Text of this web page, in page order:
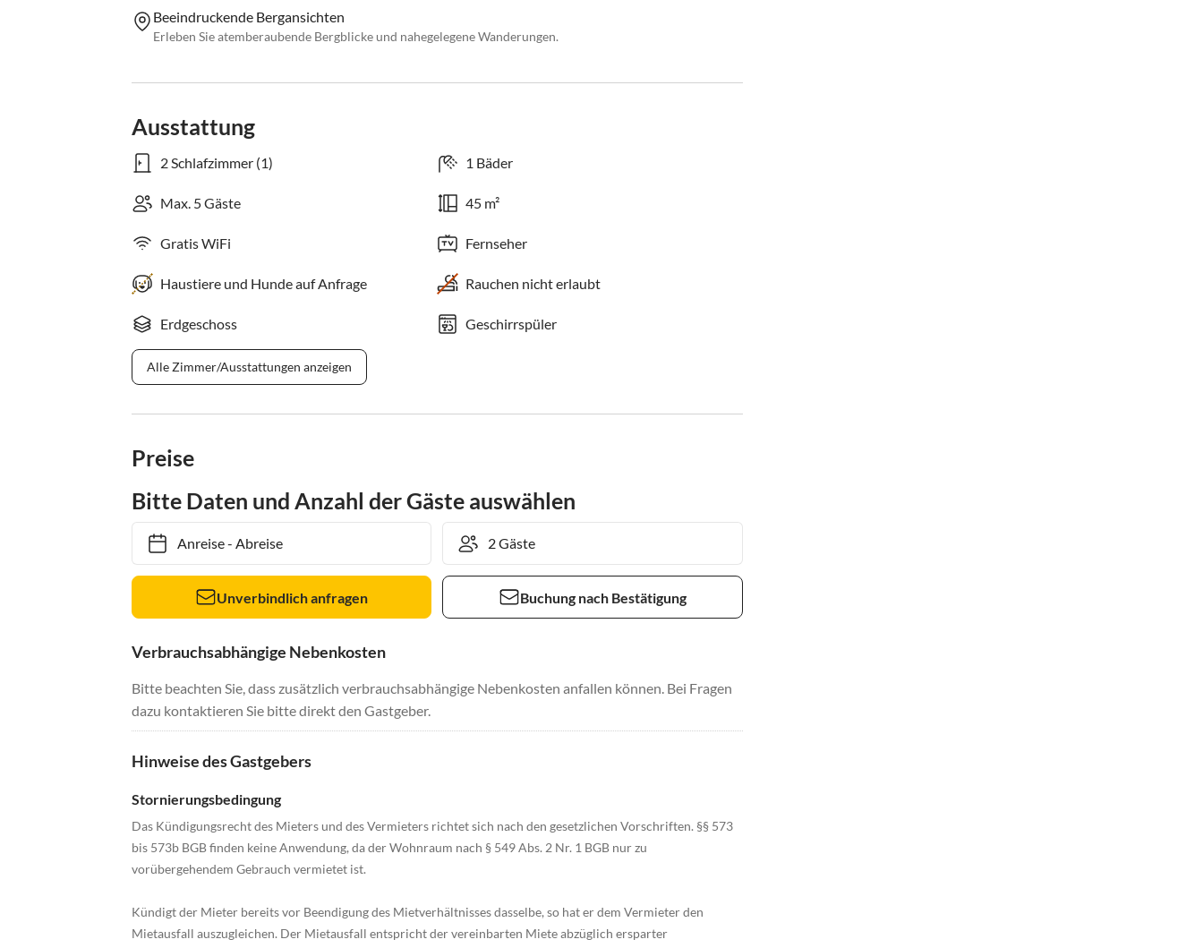
Beeindruckende Bergansichten
Erleben Sie atemberaubende Bergblicke und nahegelegene Wanderungen.
Ausstattung
2 Schlafzimmer (1) 1 Bäder
Max. 5 Gäste 45 m²
Gratis WiFi Fernseher
Haustiere und Hunde auf Anfrage Rauchen nicht erlaubt
Erdgeschoss Geschirrspüler
Alle Zimmer/Ausstattungen anzeigen
Preise
Bitte Daten und Anzahl der Gäste auswählen
Anreise- Abreise
Unverbindlich anfragen Buchung nach Bestätigung
Verbrauchsabhängige Nebenkosten
Bitte beachten Sie, dass zusätzlich verbrauchsabhängige Nebenkosten anfallen können. Bei Fragen
dazu kontaktieren Sie bitte direkt den Gastgeber.
Hinweise des Gastgebers
Stornierungsbedingung
Das Kündigungsrecht des Mieters und des Vermieters richtet sich nach den gesetzlichen Vorschriften. §§ 573
bis 573b BGB finden keine Anwendung, da der Wohnraum nach § 549 Abs. 2 Nr. 1 BGB nur zu
vorübergehendem Gebrauch vermietet ist.
Kündigt der Mieter bereits vor Beendigung des Mietverhältnisses dasselbe, so hat er dem Vermieter den
Mietausfall auszugleichen. Der Mietausfall entspricht der vereinbarten Miete abzüglich ersparter